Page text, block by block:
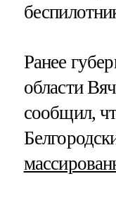
Ранее
области
сообщил,